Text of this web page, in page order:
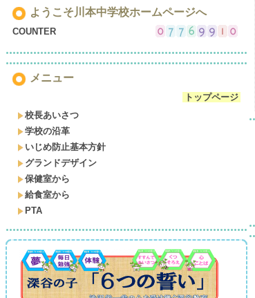
ようこそ川本中学校ホームページへ
COUNTER
メニュー
トップページ
校長あいさつ
学校の沿革
いじめ防止基本方針
グランドデザイン
保健室から
給食室から
PTA